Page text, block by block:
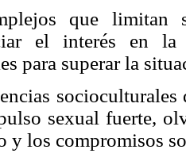
que limitan
el interés en la
para superar la
socioculturales
sexual fuerte,
y los compromisos